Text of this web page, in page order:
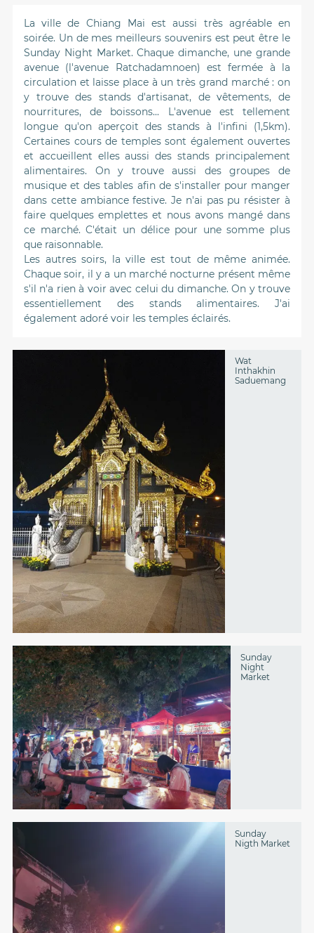
La ville de Chiang Mai est aussi très agréable en
soirée. Un de mes meilleurs souvenirs est peut être le
Sunday Night Market. Chaque dimanche, une grande
avenue (l'avenue Ratchadamnoen) est fermée à la
circulation et laisse place à un très grand marché : on
y trouve des stands d'artisanat, de vêtements, de
nourritures, de boissons... L'avenue est tellement
longue qu'on aperçoit des stands à l'infini (1,5km).
Certaines cours de temples sont également ouvertes
et accueillent elles aussi des stands principalement
alimentaires. On y trouve aussi des groupes de
musique et des tables afin de s'installer pour manger
dans cette ambiance festive. Je n'ai pas pu résister à
faire quelques emplettes et nous avons mangé dans
ce marché. C'était un délice pour une somme plus
que raisonnable.
Les autres soirs, la ville est tout de même animée.
Chaque soir, il y a un marché nocturne présent même
s'il n'a rien à voir avec celui du dimanche. On y trouve
essentiellement des stands alimentaires. J'ai
également adoré voir les temples éclairés.
Wat
Inthakhin
Saduemang
Sunday
Night
Market
Sunday
Nigth Market